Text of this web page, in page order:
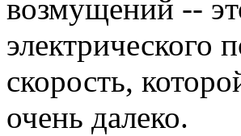
возмущений --
электрического
скорость,
очень далеко.